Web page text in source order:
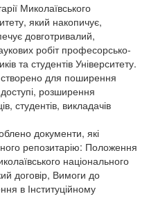
Миколаївського
який накопичує,
довготривалий,
робіт професорсько-
та студентів Університету.
створено для поширення
доступі, розширення
студентів, викладачів
документи, які
репозитарію: Положення
національного
договір, Вимоги до
в Інституційному